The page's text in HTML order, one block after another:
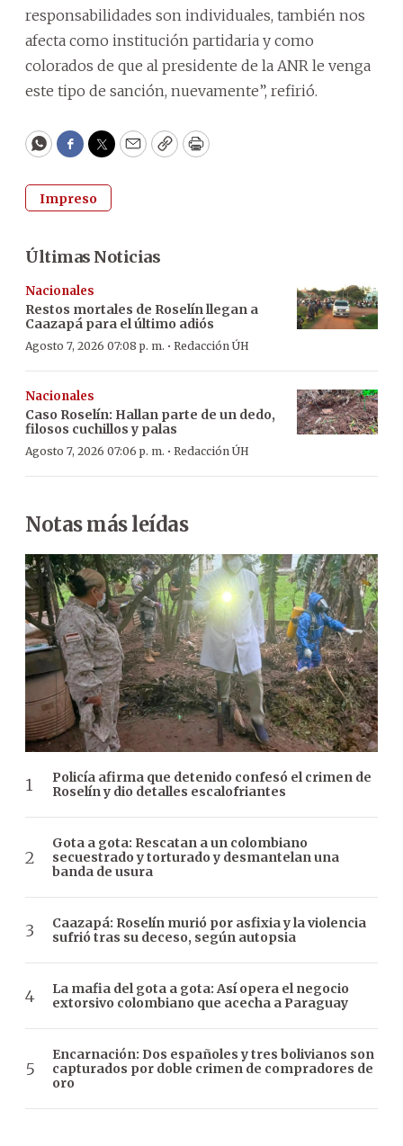
responsabilidades son individuales, también nos
afecta como institución partidaria y como
colorados de que al presidente de la ANR le venga
este tipo de sanción, nuevamente”, refirió.
WhatsApp
Facebook
Twitter
EmailCopyPrint
Impreso
Últimas Noticias
Nacionales
Restos mortales de Roselín llegan a
Caazapá para el último adiós
Agosto 7, 2026 07:08 p. m. · Redacción ÚH
Nacionales
Caso Roselín: Hallan parte de un dedo,
filosos cuchillos y palas
Agosto 7, 2026 07:06 p. m. · Redacción ÚH
Notas más leídas
Policía afirma que detenido confesó el crimen de
Roselín y dio detalles escalofriantes
Gota a gota: Rescatan a un colombiano
secuestrado y torturado y desmantelan una
banda de usura
Caazapá: Roselín murió por asfixia y la violencia
sufrió tras su deceso, según autopsia
La mafia del gota a gota: Así opera el negocio
extorsivo colombiano que acecha a Paraguay
Encarnación: Dos españoles y tres bolivianos son
capturados por doble crimen de compradores de
oro